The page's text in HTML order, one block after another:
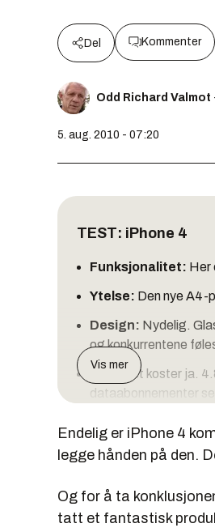
Del Kommenter
Odd Richard Valmot
5. aug. 2010 - 07:20
TEST: iPhone 4
Funksjonalitet: Her
Ytelse: Den nye A4-
Design: Nydelig.
og konkurrentene
Det koster ja.
dataabonnementer
Vis mer
Endelig er iPhone 4
legge hånden på den.
Og for å ta
tatt et fantastisk